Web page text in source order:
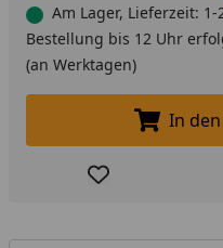
Am Lager, Lieferzeit:
Bestellung bis 12 Uhr
(an Werktagen)
In
Produkt zur